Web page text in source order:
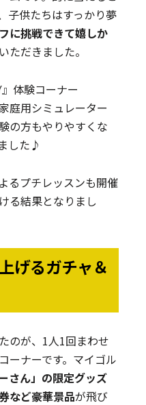
子供たちはすっかり夢
に挑戦できて嬉しか
ただきました。
体験コーナー
庭用シミュレーター
の方もやりやすくな
した♪
るプチレッスンも開催
る結果となりまし
げるガチャ＆
のが、1人1回まわせ
ーナーです。マイゴル
さん」の限定グッズ
など豪華景品が飛び